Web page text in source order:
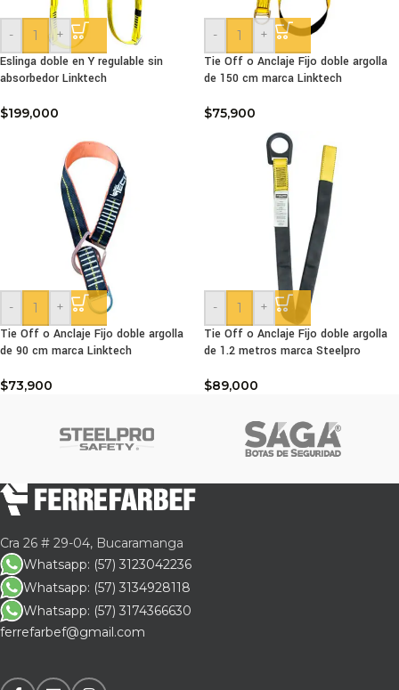
-
+
Eslinga doble en Y regulable sin
absorbedor Linktech
$199,000
-
+
Tie Off o Anclaje Fijo doble argolla
de 150 cm marca Linktech
$75,900
-
+
Tie Off o Anclaje Fijo doble argolla
de 90 cm marca Linktech
$73,900
-
+
Tie Off o Anclaje Fijo doble argolla
de 1.2 metros marca Steelpro
$89,000
Cra 26 # 29-04, Bucaramanga
Whatsapp: (57) 3123042236
Whatsapp: (57) 3134928118
Whatsapp: (57) 3174366630
ferrefarbef@gmail.com